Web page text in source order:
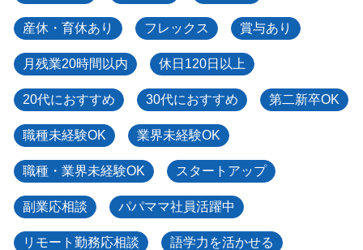
産休・育休あり フレックス 賞与あり
月残業20時間以内 休日120日以上
20代におすすめ 30代におすすめ 第二新卒OK
職種未経験OK 業界未経験OK
職種・業界未経験OK スタートアップ
副業応相談 パパママ社員活躍中
リモート勤務応相談 語学力を活かせる